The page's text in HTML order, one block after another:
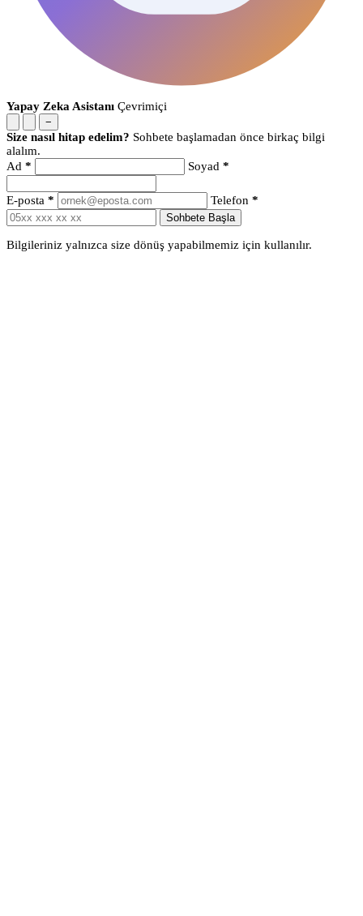
Yapay Zeka Asistanı Çevrimiçi
−
Size nasıl hitap edelim? Sohbete başlamadan önce birkaç bilgi
alalım.
Ad * Soyad *
E-posta * Telefon *
Sohbete Başla
Bilgileriniz yalnızca size dönüş yapabilmemiz için kullanılır.